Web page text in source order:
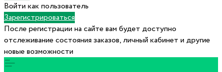
Войти как пользователь
Зарегистрироваться
После регистрации на сайте вам будет доступно
отслеживание состояния заказов, личный кабинет и другие
новые возможности